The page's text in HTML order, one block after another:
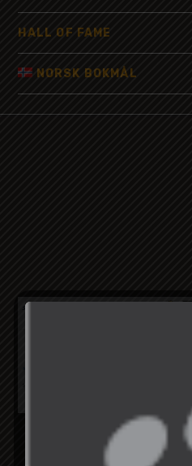
HALL OF FAME
NORSK BOKMÅL